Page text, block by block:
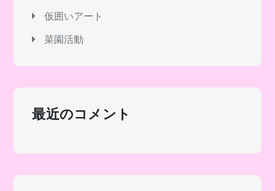
仮囲いアート
菜園活動
最近のコメント